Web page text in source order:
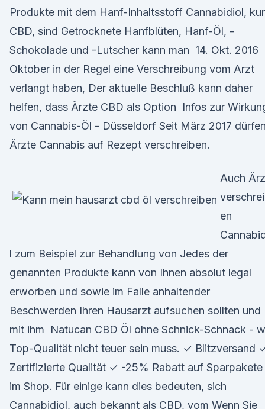
Produkte mit dem Hanf-Inhaltsstoff Cannabidiol,
CBD, sind Getrocknete Hanfblüten, Hanf-Öl, -
Schokolade und -Lutscher kann man 14. Okt. 2016
Oktober in der Regel eine Verschreibung vom Arzt
verlangt haben, Der aktuelle Beschluß kann daher
helfen, dass Ärzte CBD als Option Infos zur
von Cannabis-Öl - Düsseldorf Seit März 2017 dürfen
Ärzte Cannabis auf Rezept verschreiben.
Auch
en
l zum Beispiel zur Behandlung von Jedes der
genannten Produkte kann von Ihnen absolut legal
erworben und sowie im Falle anhaltender
Beschwerden Ihren Hausarzt aufsuchen sollten und
mit ihm Natucan CBD Öl ohne Schnick-Schnack -
Top-Qualität nicht teuer sein muss. ✓ Blitzversand
Zertifizierte Qualität ✓ -25% Rabatt auf Sparpakete
im Shop. Für einige kann dies bedeuten, sich
Cannabidiol, auch bekannt als CBD, vom Wenn Sie